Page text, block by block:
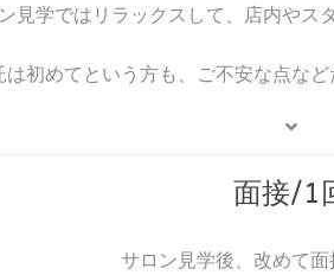
見学ではリラックスして、店内やス
初めてという方も、ご不安な点など
面接/1
サロン見学後、改めて面